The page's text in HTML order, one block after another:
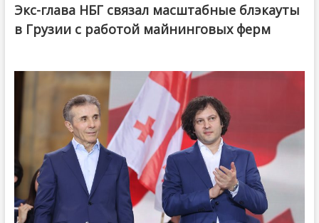
Экс-глава НБГ связал масштабные блэкауты
в Грузии с работой майнинговых ферм